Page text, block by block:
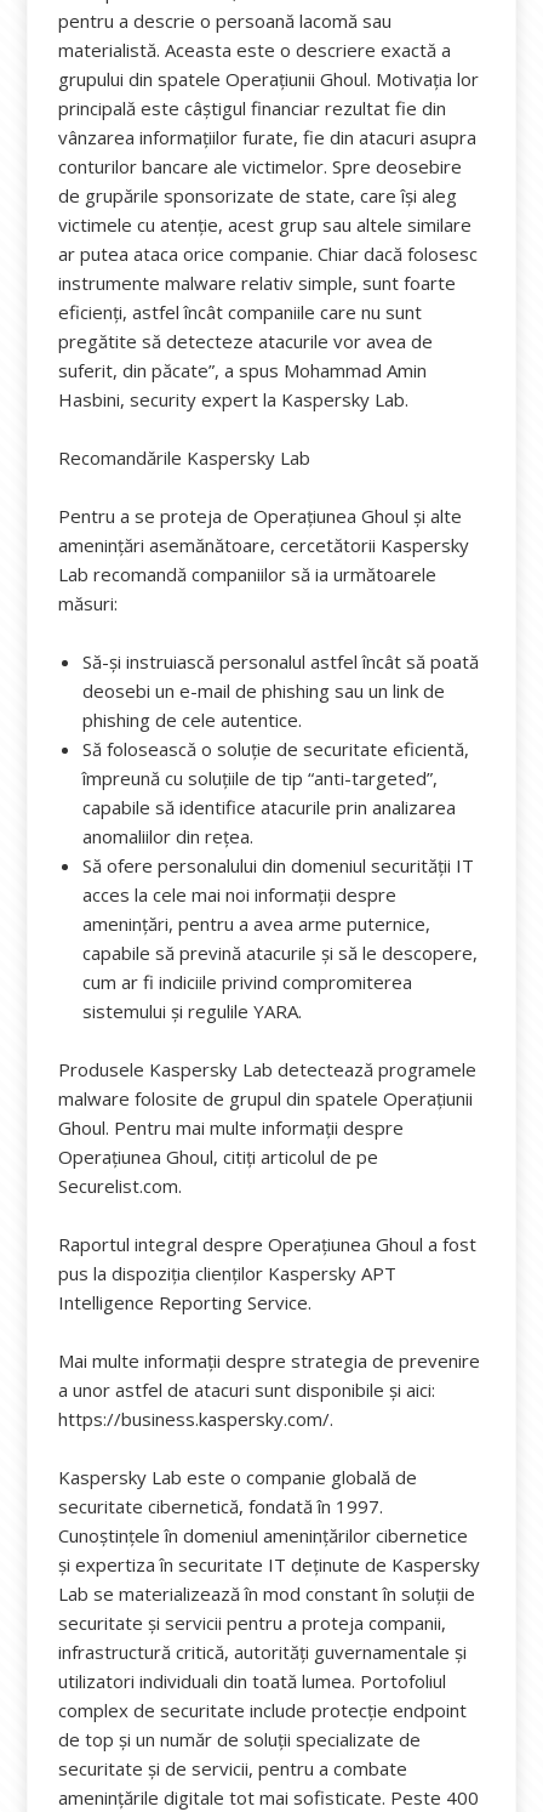
pentru a descrie o persoană lacomă sau
materialistă. Aceasta este o descriere exactă a
grupului din spatele Operațiunii Ghoul. Motivația lor
principală este câștigul financiar rezultat fie din
vânzarea informațiilor furate, fie din atacuri asupra
conturilor bancare ale victimelor. Spre deosebire
de grupările sponsorizate de state, care își aleg
victimele cu atenție, acest grup sau altele similare
ar putea ataca orice companie. Chiar dacă folosesc
instrumente malware relativ simple, sunt foarte
eficienți, astfel încât companiile care nu sunt
pregătite să detecteze atacurile vor avea de
suferit, din păcate”, a spus Mohammad Amin
Hasbini, security expert la Kaspersky Lab.
Recomandările Kaspersky Lab
Pentru a se proteja de Operațiunea Ghoul și alte
amenințări asemănătoare, cercetătorii Kaspersky
Lab recomandă companiilor să ia următoarele
măsuri:
Să-și instruiască personalul astfel încât să poată
deosebi un e-mail de phishing sau un link de
phishing de cele autentice.
Să folosească o soluție de securitate eficientă,
împreună cu soluțiile de tip “anti-targeted”,
capabile să identifice atacurile prin analizarea
anomaliilor din rețea.
Să ofere personalului din domeniul securității IT
acces la cele mai noi informații despre
amenințări, pentru a avea arme puternice,
capabile să prevină atacurile și să le descopere,
cum ar fi indiciile privind compromiterea
sistemului și regulile YARA.
Produsele Kaspersky Lab detectează programele
malware folosite de grupul din spatele Operațiunii
Ghoul. Pentru mai multe informații despre
Operațiunea Ghoul, citiți articolul de pe
Securelist.com.
Raportul integral despre Operațiunea Ghoul a fost
pus la dispoziția clienților Kaspersky APT
Intelligence Reporting Service.
Mai multe informații despre strategia de prevenire
a unor astfel de atacuri sunt disponibile și aici:
https://business.kaspersky.com/.
Kaspersky Lab este o companie globală de
securitate cibernetică, fondată în 1997.
Cunoștințele în domeniul amenințărilor cibernetice
și expertiza în securitate IT deținute de Kaspersky
Lab se materializează în mod constant în soluții de
securitate și servicii pentru a proteja companii,
infrastructură critică, autorități guvernamentale și
utilizatori individuali din toată lumea. Portofoliul
complex de securitate include protecție endpoint
de top și un număr de soluții specializate de
securitate și de servicii, pentru a combate
amenințările digitale tot mai sofisticate. Peste 400